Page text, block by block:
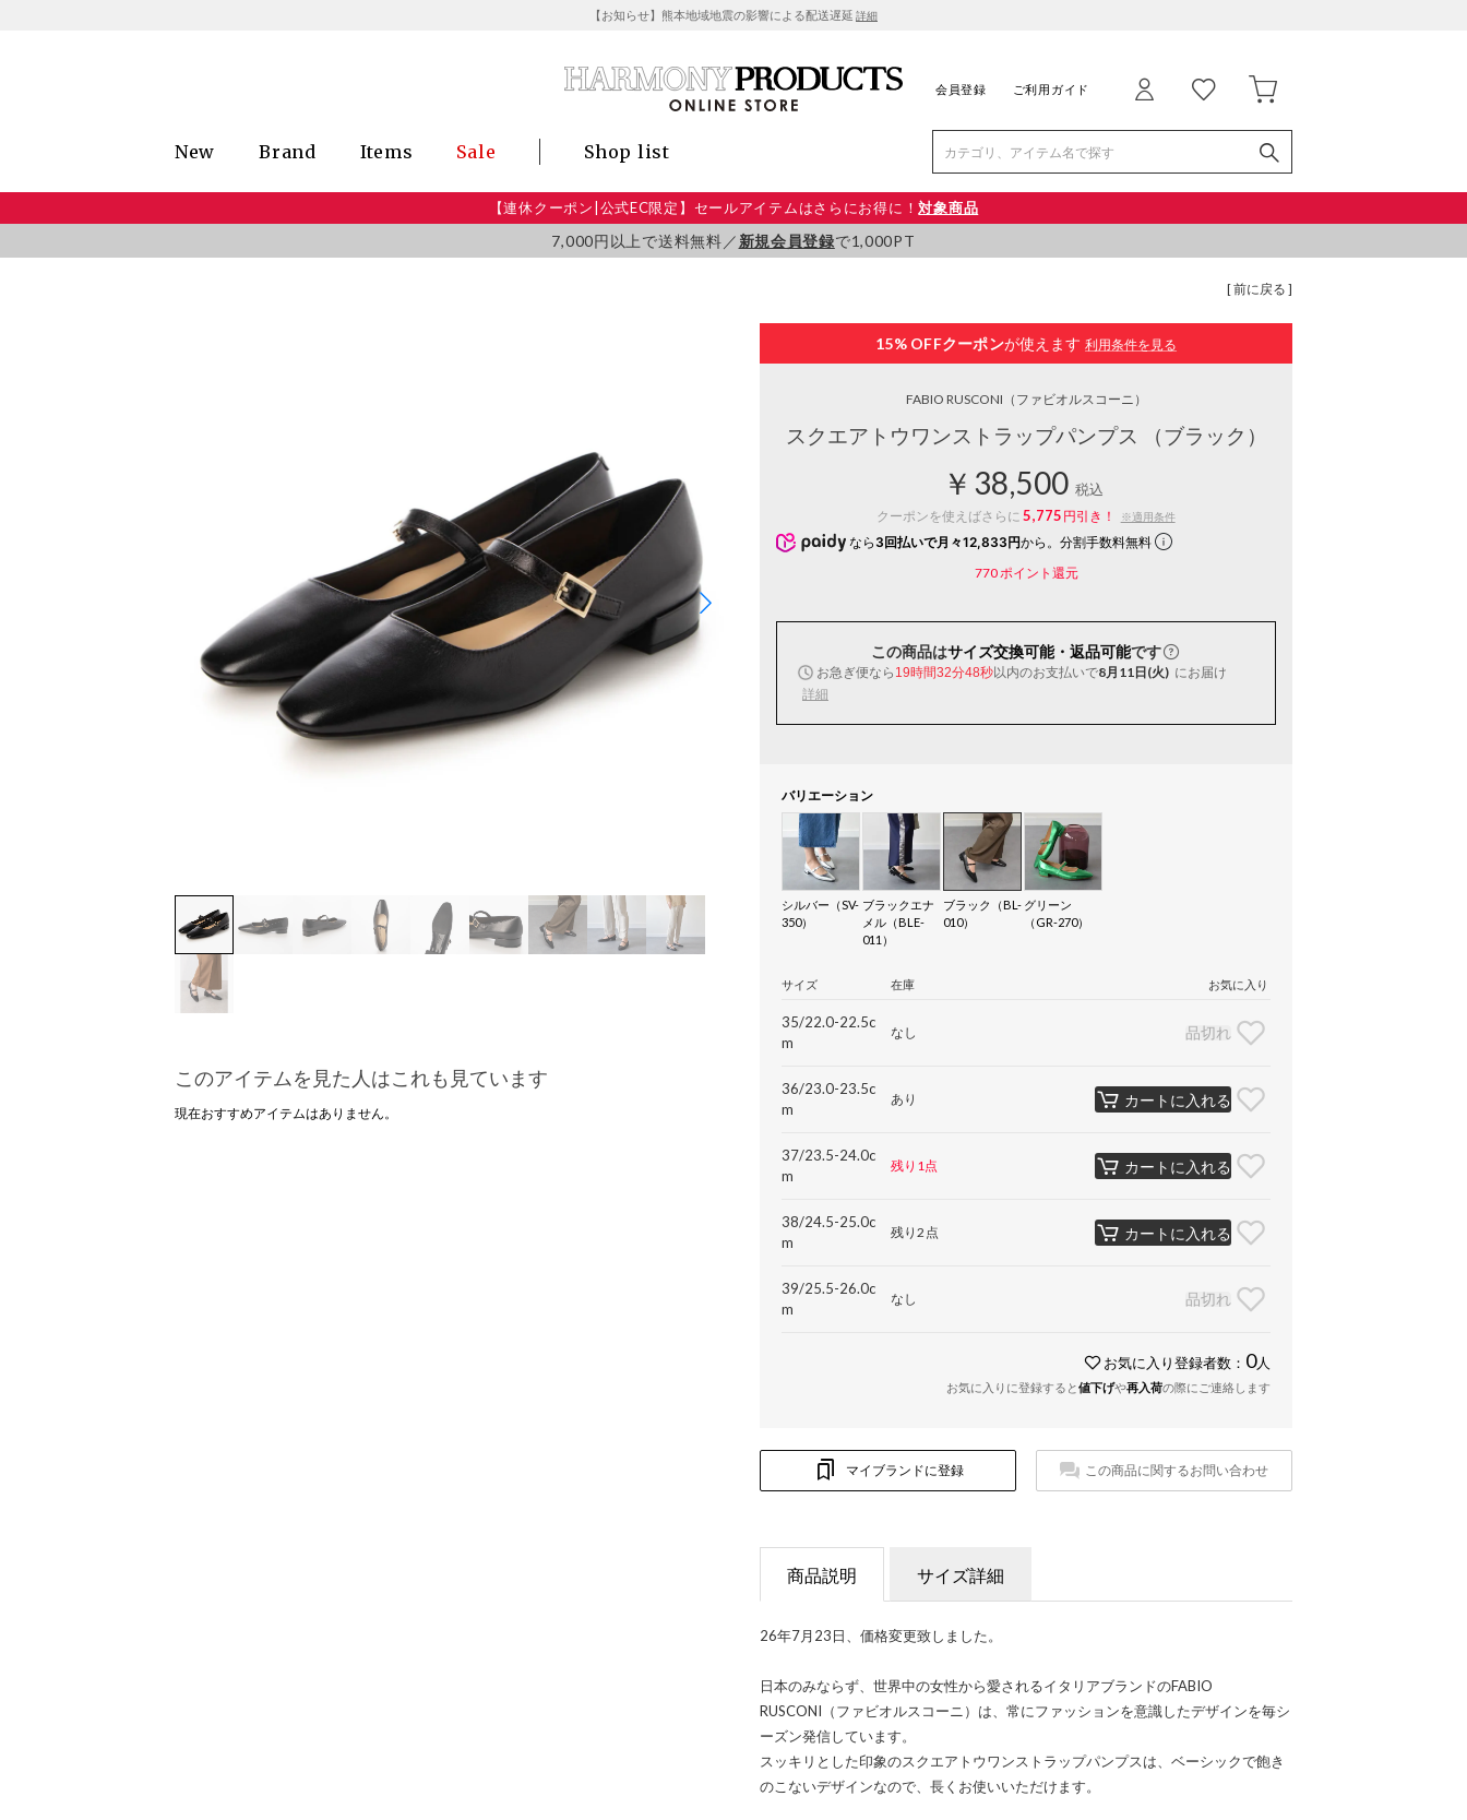
【お知らせ】熊本地域地震の影響による配送遅延 詳細
会員登録 ご利用ガイド
New Brand Items Sale Shop list
【連休クーポン|公式EC限定】セールアイテムはさらにお得に！対象商品
7,000円以上で送料無料／ 新規会員登録で1,000PT
[ 前に戻る ]
このアイテムを見た人はこれも見ています
現在おすすめアイテムはありません。
15% OFFクーポンが使えます 利用条件を見る
FABIO RUSCONI （ファビオルスコーニ）
スクエアトウワンストラップパンプス （ブラック）
￥38,500 税込
クーポンを使えばさらに5,775 円引き！ ※適用条件
なら 3回払いで月々12,833円から。分割手数料無料
770ポイント還元
この商品はサイズ交換可能・返品可能です
お急ぎ便なら 19時間32分47秒以内のお支払いで8月11日(火) にお届け
詳細
バリエーション
シルバー（SV-
350）
ブラックエナ
メル（BLE-
011）
ブラック（BL-
010）
グリーン
（GR-270）
サイズ 在庫 お気に入り
35/22.0-22.5c
m
なし 品切れ
36/23.0-23.5c
m
あり カートに入れる
37/23.5-24.0c
m
残り1点 カートに入れる
38/24.5-25.0c
m
残り2点 カートに入れる
39/25.5-26.0c
m
なし 品切れ
お気に入り登録者数： 0人
お気に入りに登録すると値下げや再入荷の際にご連絡します
マイブランドに登録 この商品に関するお問い合わせ
商品説明 サイズ詳細
26年7月23日、価格変更致しました。
日本のみならず、世界中の女性から愛されるイタリアブランドのFABIO
RUSCONI（ファビオルスコーニ）は、常にファッションを意識したデザインを毎シ
ーズン発信しています。
スッキリとした印象のスクエアトウワンストラップパンプスは、ベーシックで飽き
のこないデザインなので、長くお使いいただけます。